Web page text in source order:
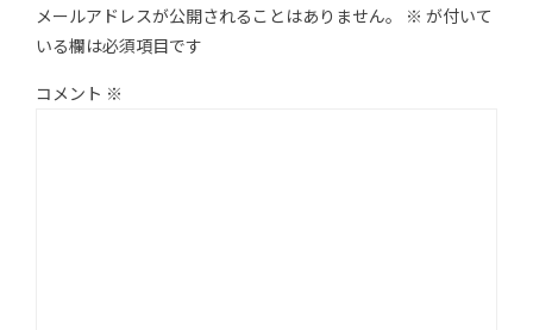
メールアドレスが公開されることはありません。 ※ が付いて
いる欄は必須項目です
コメント ※